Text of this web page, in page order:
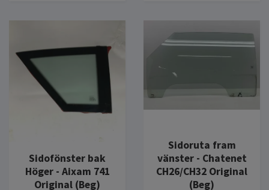
Sidofönster bak
Höger - Aixam 741
Original (Beg)
Sidoruta fram
vänster - Chatenet
CH26/CH32 Original
(Beg)